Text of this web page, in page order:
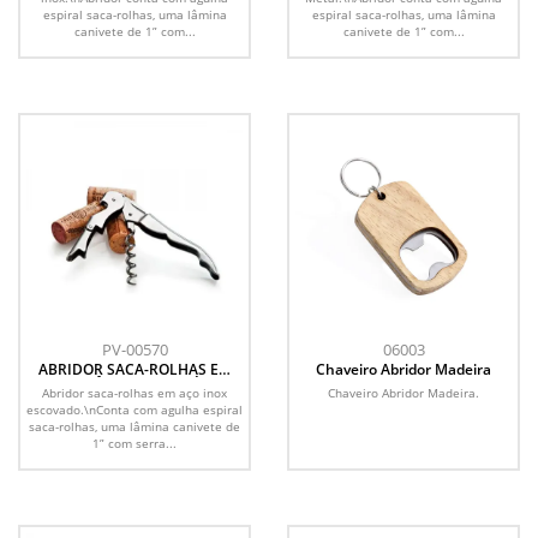
espiral saca-rolhas, uma lâmina
canivete de 1” com...
espiral saca-rolhas, uma lâmina
canivete de 1” com...
PV-00570
ABRIDOR SACA-ROLHAS EM
METAL VÊNETO - 2 ESTÁGIOS
Abridor saca-rolhas em aço inox
escovado.\nConta com agulha espiral
saca-rolhas, uma lâmina canivete de
1” com serra...
06003
Chaveiro Abridor Madeira
Chaveiro Abridor Madeira.